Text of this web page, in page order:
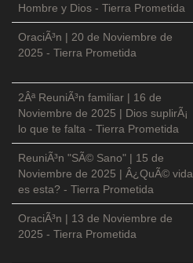
Hombre y Dios - Tierra Prometida
OraciÃ³n | 20 de Noviembre de
2025 - Tierra Prometida
2Âª ReuniÃ³n familiar | 16 de
Noviembre de 2025 | Dios suplirÃ¡
lo que te falta - Tierra Prometida
ReuniÃ³n "SÃ© Sano" | 15 de
Noviembre de 2025 | Â¿QuÃ© vida
es esta? - Tierra Prometida
OraciÃ³n | 13 de Noviembre de
2025 - Tierra Prometida